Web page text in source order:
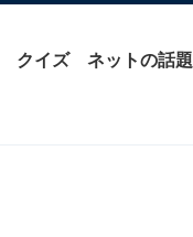
クイズ ネットの話題